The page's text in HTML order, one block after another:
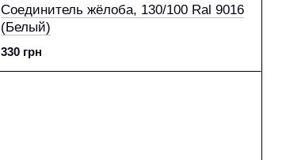
Соединитель жёлоба, 130/100 Ral 9016
(Белый)
330 грн